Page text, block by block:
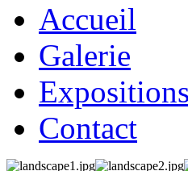
Accueil
Galerie
Expositions
Contact